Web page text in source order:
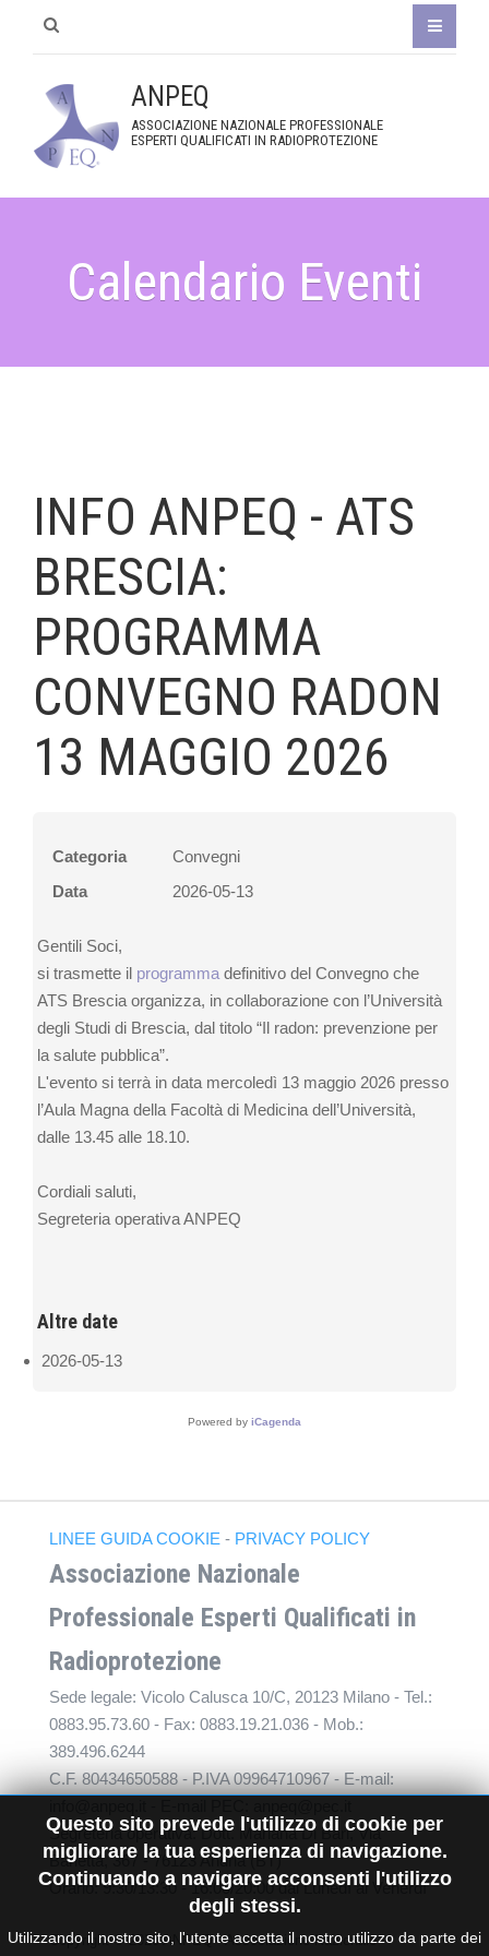
ANPEQ
ASSOCIAZIONE NAZIONALE PROFESSIONALE
ESPERTI QUALIFICATI IN RADIOPROTEZIONE
Calendario Eventi
INFO ANPEQ - ATS
BRESCIA:
PROGRAMMA
CONVEGNO RADON
13 MAGGIO 2026
Categoria
Convegni
Data
2026-05-13
Gentili Soci,
si trasmette il programmadefinitivo del Convegno che
ATS Brescia organizza, in collaborazione con l’Università
degli Studi di Brescia, dal titolo “Il radon: prevenzione per
la salute pubblica”.
L'evento si terrà in data mercoledì 13 maggio 2026 presso
l’Aula Magna della Facoltà di Medicina dell’Università,
dalle 13.45 alle 18.10.
Cordiali saluti,
Segreteria operativa ANPEQ
Altre date
2026-05-13
Powered by iCagenda
LINEE GUIDA COOKIE - PRIVACY POLICY
Associazione Nazionale
Professionale Esperti Qualificati in
Radioprotezione
Sede legale: Vicolo Calusca 10/C, 20123 Milano - Tel.:
0883.95.73.60 - Fax: 0883.19.21.036 - Mob.:
389.496.6244
C.F. 80434650588 - P.IVA 09964710967 - E-mail:
Segreteria operativa: Dott. Mariana Di Bari, Via
Barletta, 367 - 76123 Andria (BT)
Orario: 9:30/13:30 - 16:00/20:00 dal Lunedì al Venerdì
Questo sito prevede l'utilizzo di cookie per
migliorare la tua esperienza di navigazione.
Continuando a navigare acconsenti l'utilizzo
degli stessi.
Utilizzando il nostro sito, l'utente accetta il nostro utilizzo da parte dei
Copyright © 2026 ANPEQ - Associazione Nazionale